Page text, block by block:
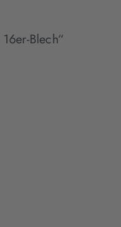
Blech“